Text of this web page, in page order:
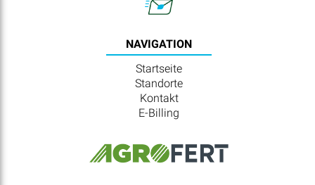
NAVIGATION
Startseite
Standorte
Kontakt
E-Billing